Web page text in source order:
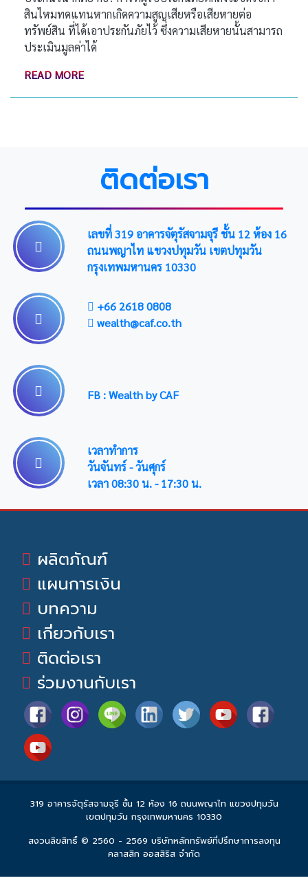
สินไหมทดแทนหากเกิดความสูญเสียหรือเสียหายต่อ
ทรัพย์สิน ที่ได้เอาประกันภัยไว้ ซึ่งความเสียหายนั้นสามารถ
ประเมินมูลค่าได้
READ MORE
ติดต่อเรา
เลขที่ 319 อาคารจัตุรัสจามจุรี ชั้น 12 ห้อง 16
ถนนพญาไท แขวงปทุมวัน เขตปทุมวัน
กรุงเทพมหานคร 10330
+66 2618 0808
wealth@caf.co.th
FB : Wealth by CAF
เวลาทำการ
วันจันทร์ - วันศุกร์
เวลา 08:30 น. - 17:30 น.
ผลิตภัณฑ์
แผนการเงิน
บทความ
เกี่ยวกับเรา
ติดต่อเรา
ร่วมงานกับเรา
319 อาคารจัตุรัสจามจุรี ชั้น 12 ห้อง 16 ถนนพญาไท แขวงปทุมวัน
เขตปทุมวัน กรุงเทพมหานคร 10330
สงวนลิขสิทธิ์ © 2560 - 2569 บริษัทหลักทรัพย์ที่ปรึกษาการลงทุน
คลาสสิก ออสสิริส จำกัด